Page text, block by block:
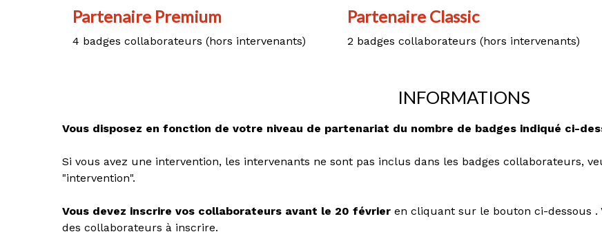
Partenaire Premium
4 badges collaborateurs (hors intervenants)
Partenaire Classic
2 badges collaborateurs (hors intervenants)
INFORMATIONS
Vous disposez en fonction de votre niveau de partenariat du nombre de badges indiqué ci-
Si vous avez une intervention, les intervenants ne sont pas inclus dans les badges collaborateurs,
"intervention".
Vous devez inscrire vos collaborateurs avant le 20 février en cliquant sur le bouton ci-dessous
des collaborateurs à inscrire.